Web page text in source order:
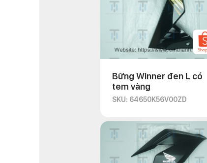
Bững Winner đen L có
tem vàng
SKU: 64650K56V00ZD